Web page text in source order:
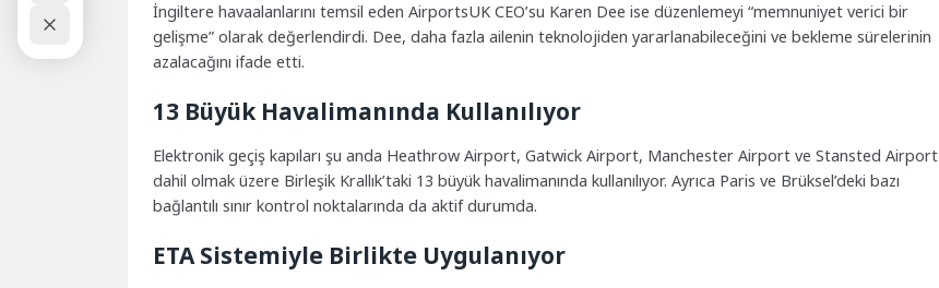
İngiltere havaalanlarını temsil eden AirportsUK CEO’su Karen Dee ise düzenlemeyi “memnuniyet verici bir
gelişme” olarak değerlendirdi. Dee, daha fazla ailenin teknolojiden yararlanabileceğini ve bekleme sürelerinin
azalacağını ifade etti.
13 Büyük Havalimanında Kullanılıyor
Elektronik geçiş kapıları şu anda Heathrow Airport, Gatwick Airport, Manchester Airport ve Stansted Airport
dahil olmak üzere Birleşik Krallık’taki 13 büyük havalimanında kullanılıyor. Ayrıca Paris ve Brüksel’deki bazı
bağlantılı sınır kontrol noktalarında da aktif durumda.
ETA Sistemiyle Birlikte Uygulanıyor